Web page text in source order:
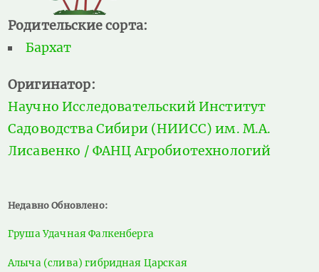
Родительские сорта:
Бархат
Оригинатор:
Научно Исследовательский Институт
Садоводства Сибири (НИИСС) им. М.А.
Лисавенко / ФАНЦ Агробиотехнологий
Недавно Обновлено:
Груша Удачная Фалкенберга
Алыча (слива) гибридная Царская